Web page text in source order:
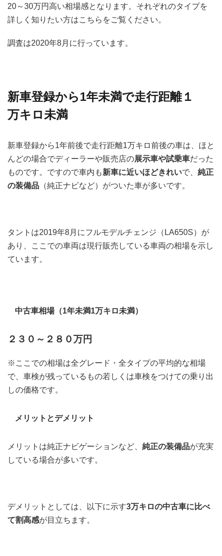
20～30万円高い相場感となります。それぞれのタイプを
詳しく知りたい方はこちらをご覧ください。
調査は2020年8月に行っています。
新車登録から1年未満で走行距離１
万キロ未満
新車登録から1年前後で走行距離1万キロ前後の車は、ほと
んどの場合でディーラーや販売店の展示車や試乗車だった
ものです。ですので車内も新車に近いほどきれいで、 純正
の装備品 （純正ナビなど）がついた車が多いです。
タントは2019年8月にフルモデルチェンジ（LA650S）が
あり、ここでの車両は現行販売している車両の相場を示し
ています。
中古車相場（1年未満1万キロ未満）
２３０～２８０万円
※ここでの相場は全グレード・全タイプの平均的な相場
で、車検が残っているもの若しくは車検をつけての乗り出
しの価格です。
メリットとデメリット
メリットは純正ナビゲーションなど、 純正の装備品が充実
している場合が多いです。
デメリットとしては、以下に示す3万キロの中古車に比べ
て割高感が目立ちます。